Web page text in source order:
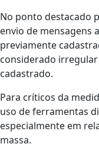
No ponto destacado
envio de mensagens
previamente
considerado
cadastrado.
Para críticos da
uso de ferramentas
especialmente em
massa.